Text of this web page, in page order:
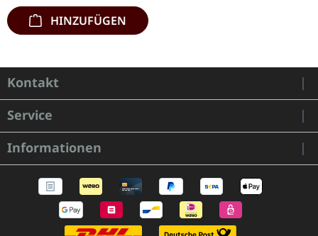
HINZUFÜGEN
Kontakt
Service
Informationen